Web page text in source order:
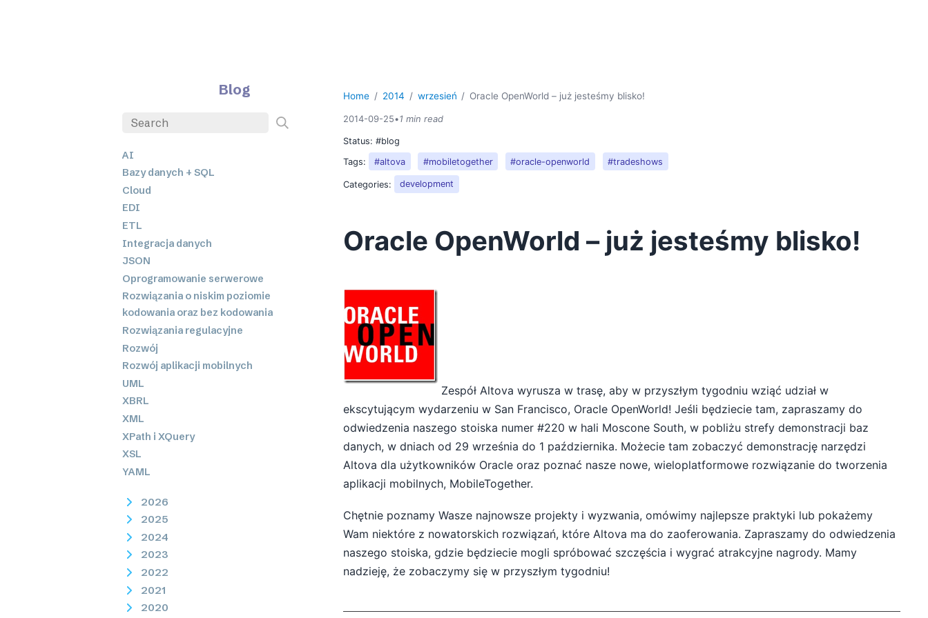
Blog
AI
Bazy danych + SQL
Cloud
EDI
ETL
Integracja danych
JSON
Oprogramowanie serwerowe
Rozwiązania o niskim poziomie
kodowania oraz bez kodowania
Rozwiązania regulacyjne
Rozwój
Rozwój aplikacji mobilnych
UML
XBRL
XML
XPath i XQuery
XSL
YAML
2026
2025
2024
2023
2022
2021
2020
Home 2014 wrzesień Oracle OpenWorld – już jesteśmy blisko!
2014-09-25•1 min read
Status:#blog
Tags:
#altova #mobiletogether #oracle-openworld #tradeshows
Categories: development
Oracle OpenWorld – już jesteśmy blisko!
Zespół Altova wyrusza w trasę, aby w przyszłym tygodniu wziąć udział w
ekscytującym wydarzeniu w San Francisco, Oracle OpenWorld! Jeśli będziecie tam, zapraszamy do
odwiedzenia naszego stoiska numer #220 w hali Moscone South, w pobliżu strefy demonstracji baz
danych, w dniach od 29 września do 1 października. Możecie tam zobaczyć demonstrację narzędzi
Altova dla użytkowników Oracle oraz poznać nasze nowe, wieloplatformowe rozwiązanie do tworzenia
aplikacji mobilnych, MobileTogether.
Chętnie poznamy Wasze najnowsze projekty i wyzwania, omówimy najlepsze praktyki lub pokażemy
Wam niektóre z nowatorskich rozwiązań, które Altova ma do zaoferowania. Zapraszamy do odwiedzenia
naszego stoiska, gdzie będziecie mogli spróbować szczęścia i wygrać atrakcyjne nagrody. Mamy
nadzieję, że zobaczymy się w przyszłym tygodniu!